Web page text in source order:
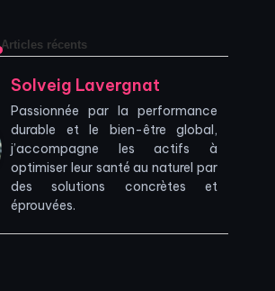
Articles récents
Solveig Lavergnat
Passionnée par la performance
durable et le bien-être global,
j’accompagne les actifs à
optimiser leur santé au naturel par
des solutions concrètes et
éprouvées.